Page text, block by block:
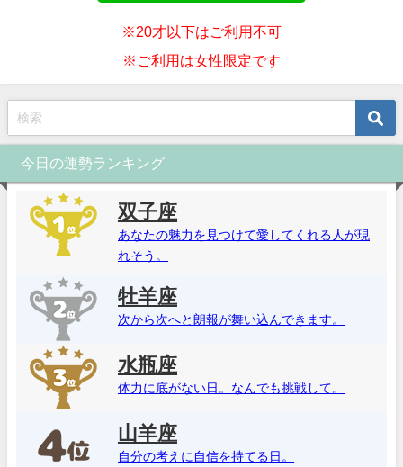
※20才以下はご利用不可
※ご利用は女性限定です
今日の運勢ランキング
双子座
あなたの魅力を見つけて愛してくれる人が現
れそう。
牡羊座
次から次へと朗報が舞い込んできます。
水瓶座
体力に底がない日。なんでも挑戦して。
山羊座
自分の考えに自信を持てる日。